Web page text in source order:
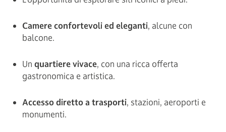
Camere confortevoli ed eleganti, alcune con
balcone.
Un quartiere vivace, con una ricca offerta
gastronomica e artistica.
Accesso diretto a trasporti, stazioni, aeroporti e
monumenti.